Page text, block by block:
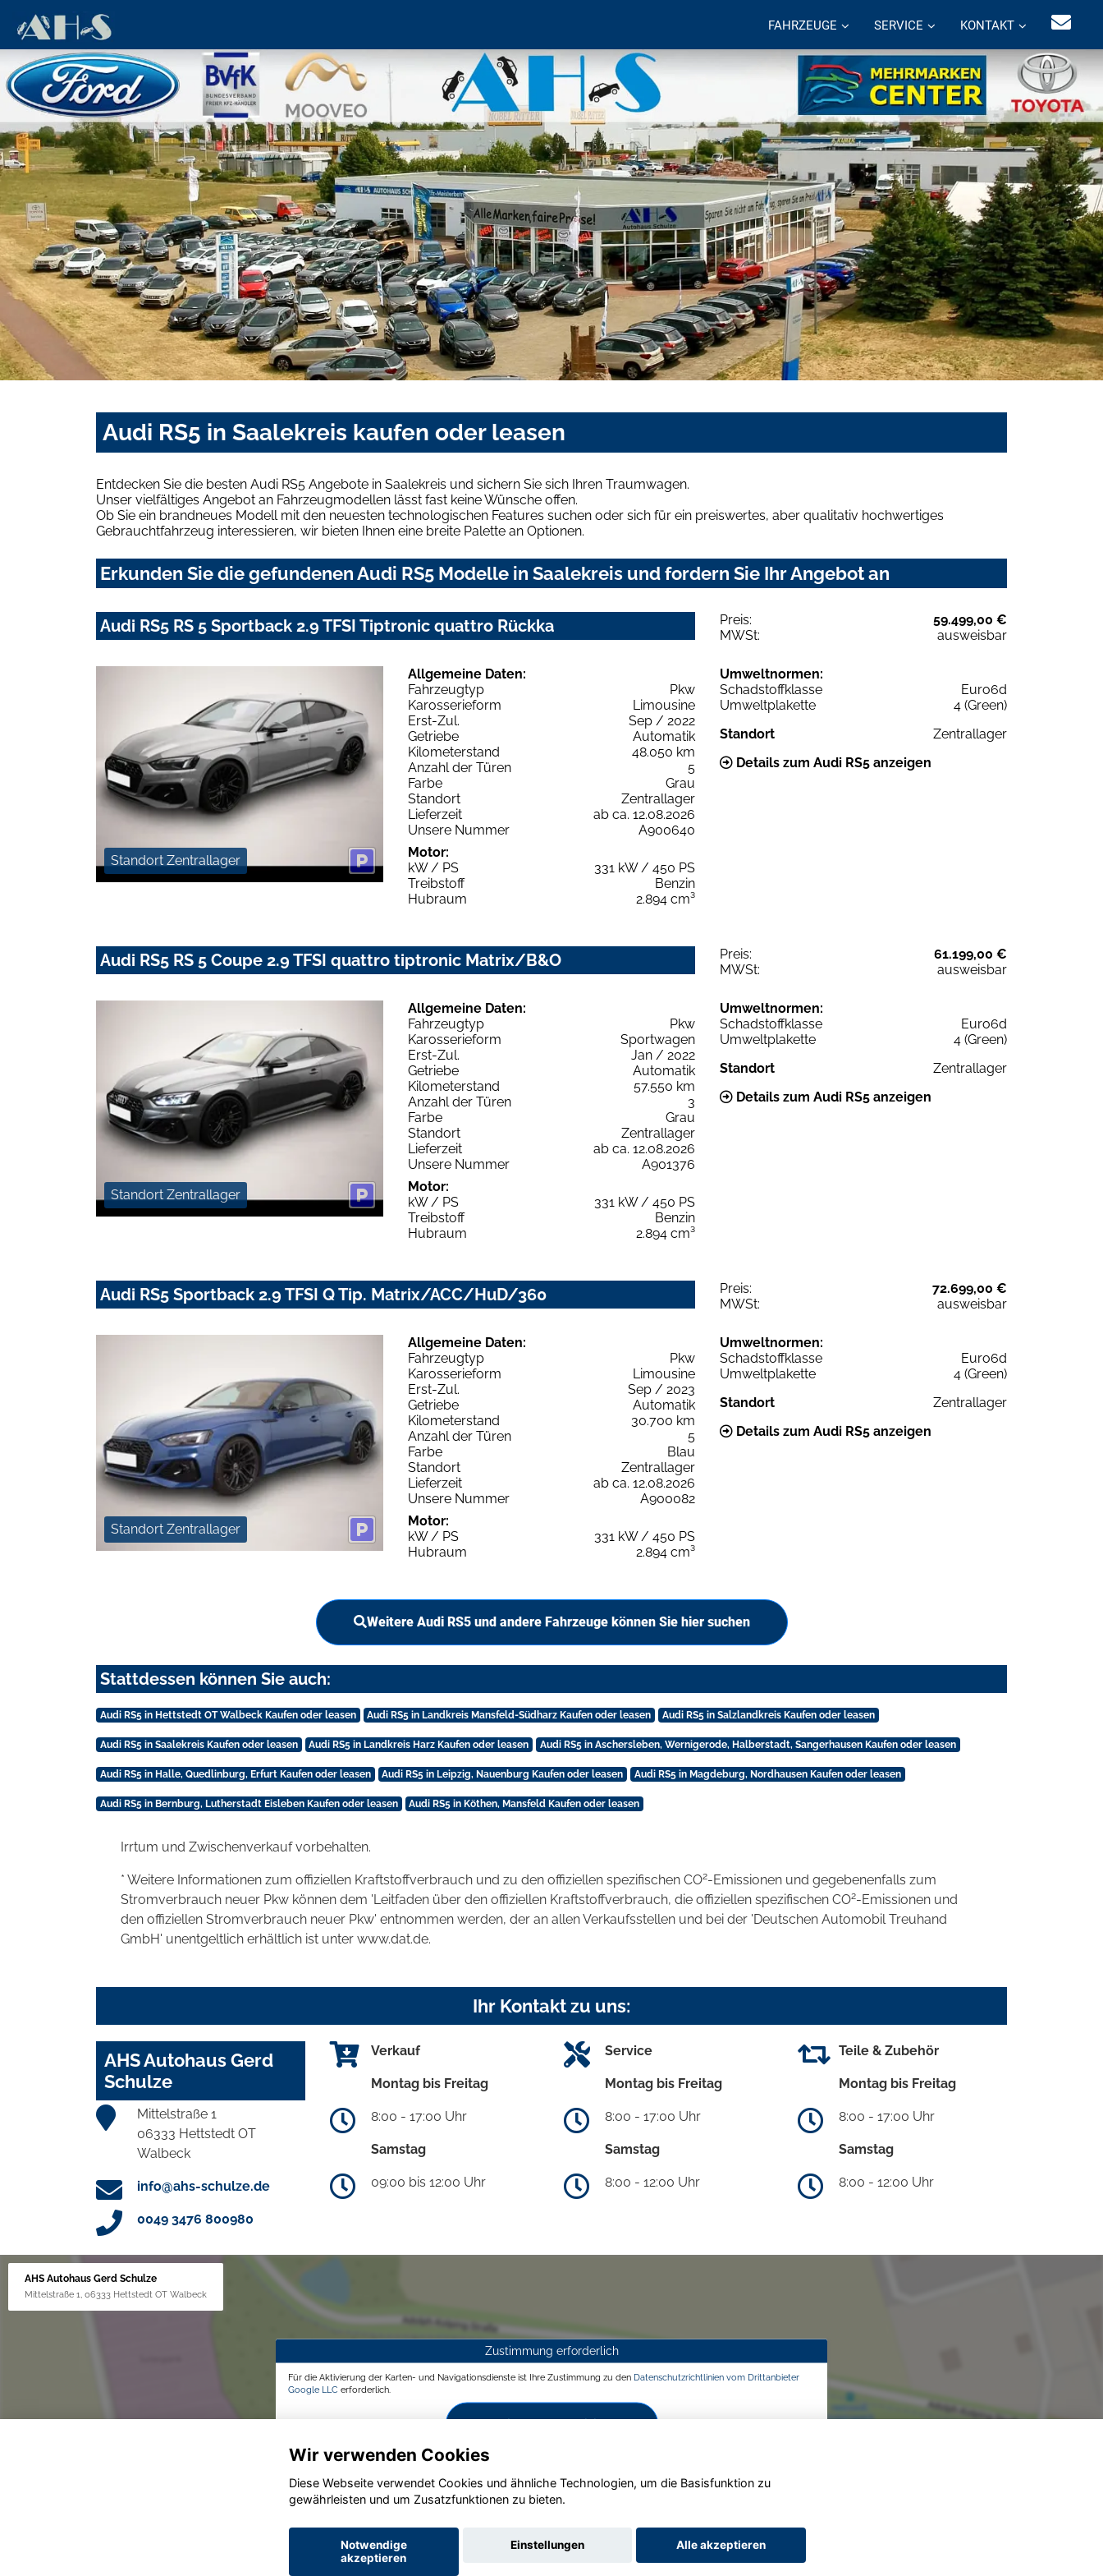
FAHRZEUGE SERVICE KONTAKT
Audi RS5 in Saalekreis kaufen oder leasen
Entdecken Sie die besten Audi RS5 Angebote in Saalekreis und sichern Sie sich Ihren Traumwagen.
Unser vielfältiges Angebot an Fahrzeugmodellen lässt fast keine Wünsche offen.
Ob Sie ein brandneues Modell mit den neuesten technologischen Features suchen oder sich für ein preiswertes, aber qualitativ hochwertiges
Gebrauchtfahrzeug interessieren, wir bieten Ihnen eine breite Palette an Optionen.
Erkunden Sie die gefundenen Audi RS5 Modelle in Saalekreis und fordern Sie Ihr Angebot an
Audi RS5 RS 5 Sportback 2.9 TFSI Tiptronic quattro Rückka Preis:
59.499,00 €
MWSt:
ausweisbar
Standort Zentrallager
Allgemeine Daten:
Fahrzeugtyp
Pkw
Karosserieform
Limousine
Erst-Zul.
Sep / 2022
Getriebe
Automatik
Kilometerstand
48.050 km
Anzahl der Türen
5
Farbe
Grau
Standort
Zentrallager
Lieferzeit
ab ca. 12.08.2026
Unsere Nummer
A900640
Motor:
kW / PS
331 kW / 450 PS
Treibstoff
Benzin
Hubraum
2.894 cm³
Umweltnormen:
Schadstoffklasse
Euro6d
Umweltplakette
4 (Green)
Standort
Zentrallager
Details zum Audi RS5 anzeigen
Audi RS5 RS 5 Coupe 2.9 TFSI quattro tiptronic Matrix/B&O Preis:
61.199,00 €
MWSt:
ausweisbar
Standort Zentrallager
Allgemeine Daten:
Fahrzeugtyp
Pkw
Karosserieform
Sportwagen
Erst-Zul.
Jan / 2022
Getriebe
Automatik
Kilometerstand
57.550 km
Anzahl der Türen
3
Farbe
Grau
Standort
Zentrallager
Lieferzeit
ab ca. 12.08.2026
Unsere Nummer
A901376
Motor:
kW / PS
331 kW / 450 PS
Treibstoff
Benzin
Hubraum
2.894 cm³
Umweltnormen:
Schadstoffklasse
Euro6d
Umweltplakette
4 (Green)
Standort
Zentrallager
Details zum Audi RS5 anzeigen
Audi RS5 Sportback 2.9 TFSI Q Tip. Matrix/ACC/HuD/360 Preis:
72.699,00 €
MWSt:
ausweisbar
Standort Zentrallager
Allgemeine Daten:
Fahrzeugtyp
Pkw
Karosserieform
Limousine
Erst-Zul.
Sep / 2023
Getriebe
Automatik
Kilometerstand
30.700 km
Anzahl der Türen
5
Farbe
Blau
Standort
Zentrallager
Lieferzeit
ab ca. 12.08.2026
Unsere Nummer
A900082
Motor:
kW / PS
331 kW / 450 PS
Hubraum
2.894 cm³
Umweltnormen:
Schadstoffklasse
Euro6d
Umweltplakette
4 (Green)
Standort
Zentrallager
Details zum Audi RS5 anzeigen
Weitere Audi RS5 und andere Fahrzeuge können Sie hier suchen
Stattdessen können Sie auch:
Audi RS5 in Hettstedt OT Walbeck Kaufen oder leasen Audi RS5 in Landkreis Mansfeld-Südharz Kaufen oder leasen Audi RS5 in Salzlandkreis Kaufen oder leasen
Audi RS5 in Saalekreis Kaufen oder leasen Audi RS5 in Landkreis Harz Kaufen oder leasen Audi RS5 in Aschersleben, Wernigerode, Halberstadt, Sangerhausen Kaufen oder leasen
Audi RS5 in Halle, Quedlinburg, Erfurt Kaufen oder leasen Audi RS5 in Leipzig, Nauenburg Kaufen oder leasen Audi RS5 in Magdeburg, Nordhausen Kaufen oder leasen
Audi RS5 in Bernburg, Lutherstadt Eisleben Kaufen oder leasen Audi RS5 in Köthen, Mansfeld Kaufen oder leasen
Irrtum und Zwischenverkauf vorbehalten.
* Weitere Informationen zum offiziellen Kraftstoffverbrauch und zu den offiziellen spezifischen CO2-Emissionen und gegebenenfalls zum
Stromverbrauch neuer Pkw können dem 'Leitfaden über den offiziellen Kraftstoffverbrauch, die offiziellen spezifischen CO2-Emissionen und
den offiziellen Stromverbrauch neuer Pkw' entnommen werden, der an allen Verkaufsstellen und bei der 'Deutschen Automobil Treuhand
GmbH' unentgeltlich erhältlich ist unter www.dat.de.
Ihr Kontakt zu uns:
AHS Autohaus Gerd
Schulze
Mittelstraße 1
06333 Hettstedt OT
Walbeck
info@ahs-schulze.de
0049 3476 800980
Verkauf
Montag bis Freitag
8:00 - 17:00 Uhr
Samstag
09:00 bis 12:00 Uhr
Service
Montag bis Freitag
8:00 - 17:00 Uhr
Samstag
8:00 - 12:00 Uhr
Teile & Zubehör
Montag bis Freitag
8:00 - 17:00 Uhr
Samstag
8:00 - 12:00 Uhr
AHS Autohaus Gerd Schulze
Mittelstraße 1, 06333 Hettstedt OT Walbeck
Zustimmung erforderlich
Für die Aktivierung der Karten- und Navigationsdienste ist Ihre Zustimmung zu den Datenschutzrichtlinien vom Drittanbieter
Google LLC erforderlich.
Wir verwenden Cookies
Diese Webseite verwendet Cookies und ähnliche Technologien, um die Basisfunktion zu
gewährleisten und um Zusatzfunktionen zu bieten.
Notwendige
akzeptieren
Einstellungen Alle akzeptieren